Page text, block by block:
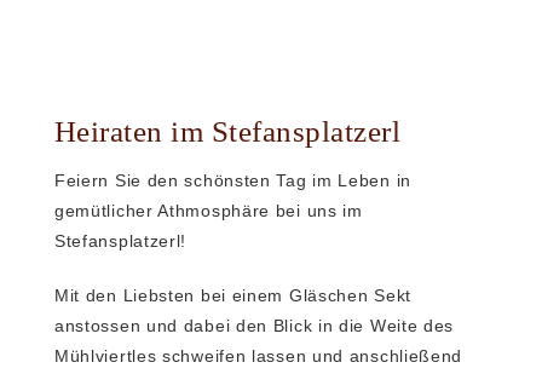
Heiraten im Stefansplatzerl
Feiern Sie den schönsten Tag im Leben in
gemütlicher Athmosphäre bei uns im
Stefansplatzerl!
Mit den Liebsten bei einem Gläschen Sekt
anstossen und dabei den Blick in die Weite des
Mühlviertles schweifen lassen und anschließend